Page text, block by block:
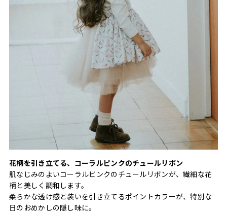
花柄を引き立てる、コーラルピンクのチュールリボン
肌なじみのよいコーラルピンクのチュールリボンが、繊細な花
柄と美しく調和します。
柔らかな透け感と装いを引き立てるポイントカラーが、特別な
日のおめかしの隠し味に。